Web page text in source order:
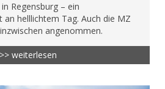
Regensburg – ein
helllichtem Tag. Auch die MZ
angenommen.
>> weiterlesen